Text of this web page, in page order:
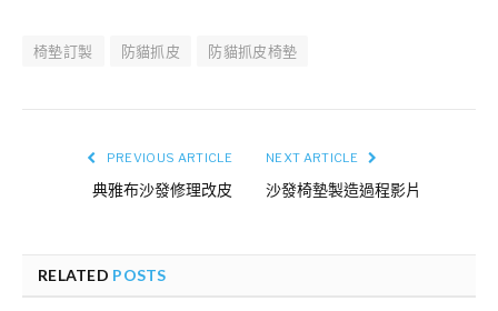
椅墊訂製 防貓抓皮 防貓抓皮椅墊
PREVIOUS ARTICLE
典雅布沙發修理改皮
NEXT ARTICLE
沙發椅墊製造過程影片
RELATED POSTS